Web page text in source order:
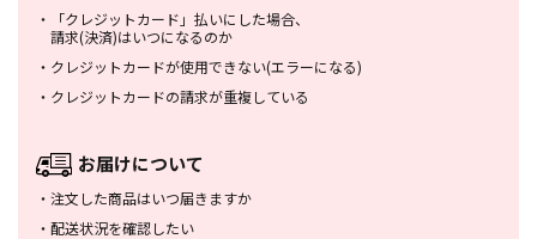
・
「クレジットカード」払いにした場合、
請求(決済)はいつになるのか
・ クレジットカードが使用できない(エラーになる)
・ クレジットカードの請求が重複している
お届けについて
・ 注文した商品はいつ届きますか
・ 配送状況を確認したい